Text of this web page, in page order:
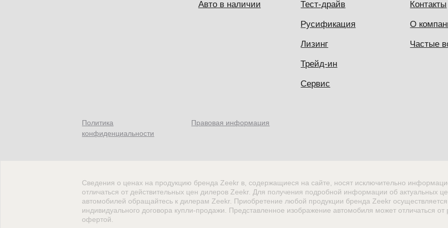
Авто в наличии
Политика
конфиденциальности
Тест-драйв Контакты
Сведения о ценах на продукцию бренда Zeekr в, содержащиеся на сайте, носят исключительно
отличаться от действительных цен дилеров Zeekr. Для получения подробной информации об актуальных
автомобилей обращайтесь к дилерам Zeekr. Приобретение любой продукции бренда Zeekr осуществляется
индивидуального договора купли-продажи. Представленное изображение автомобиля может отличаться
офертой.
Правовая информация
Русификация О
Частые
Лизинг
Трейд-ин
Сервис